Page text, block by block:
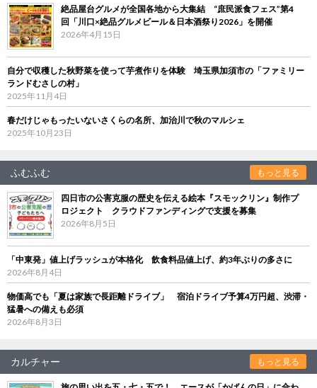
絶品屋台グルメが全国各地から大集結 “庶民派食フェス”第4
回「川口×絶品グルメビール＆日本酒祭り2026」を開催
2026年4月15日
自分で収穫した秋野菜を使って芋煮作りを体験 埼玉県加須市の「ファミリー
ランドむさしの村」
2025年11月4日
春だけじゃもったいないさくらの名所、加治川で秋のマルシェ
2025年10月23日
ふむふむ もっと見る
四日市の公害克服の歴史を伝える絵本『スモックリン』制作プ
ロジェクト クラウドファンディングで支援を募集
2026年8月5日
「中東発」値上げラッシュが本格化 飲食料品値上げ、約3年ぶりの多さに
2026年8月4日
物価高でも「夏は家族で長距離ドライブ」 宿泊ドライブ予算4万円超、渋滞・
猛暑への備えも必須
2026年8月3日
カルチャー もっと見る